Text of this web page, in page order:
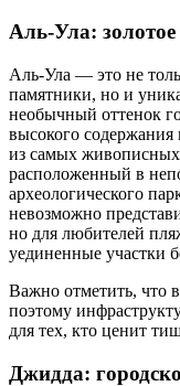
Аль-Ула:
Аль-Ула — это не
памятники, но и
необычный оттенок
высокого содержания
из самых
расположенный в
археологического
невозможно
но для любителей
уединенные участки
Важно отметить, что
поэтому
для тех, кто ценит
Джидда: